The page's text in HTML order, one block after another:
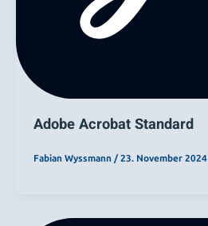
Adobe Acrobat Standard
Fabian Wyssmann / 23. November 2024